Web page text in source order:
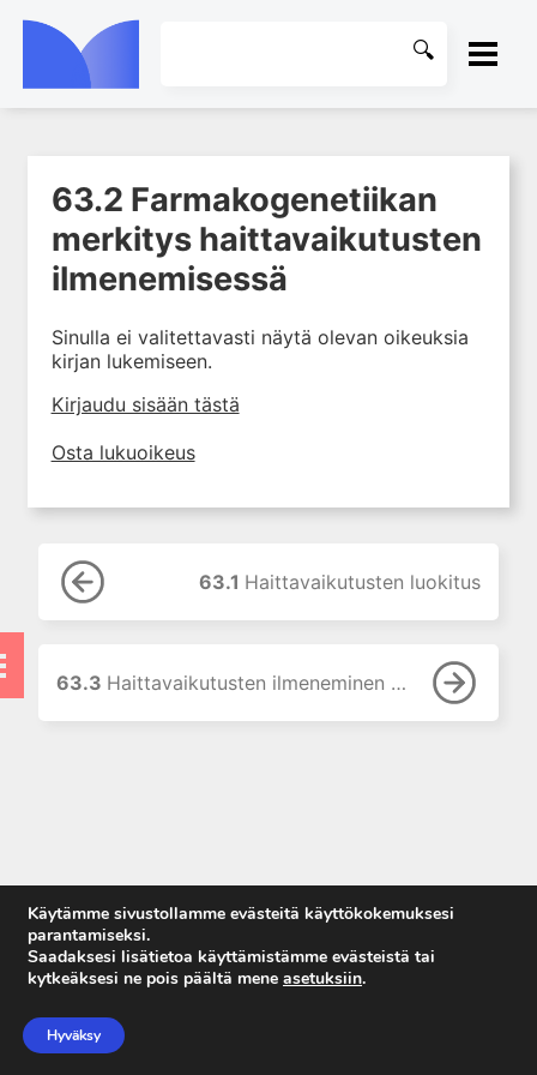
KIRJASTO
1. Johdanto farmakologiaan
2. Lääkkeiden kemia
3. Lääkekehitys
vaikutusmekanismit: reseptorit*
5. Farmakokinetiikka
6. Vierasainemetabolia
7. Lääkkeen annos, pitoisuus ja
vaste
8. Lääkemuodot ja antoreitit
perusteet
10. Kolinergistä stimulaatiota
aiheuttavat lääkkeet
muskariinireseptoreita
salpaavat lääkkeet
salpaajat
15. Puudutteet
16. Histamiini ja
histamiinireseptoreihin
17. 5-hydroksitryptamiini ja 5-
63.2 Farmakogenetiikan
merkitys haittavaikutusten
ilmenemisessä
Sinulla ei valitettavasti näytä olevan oikeuksia
kirjan lukemiseen.
Kirjaudu sisään tästä
Osta lukuoikeus
63.1 Haittavaikutusten luokitus
63.3 Haittavaikutusten ilmeneminen eri elinjärjestelmissä
Tietosuojaseloste
Käyttöehdot
Käytämme sivustollamme evästeitä käyttökokemuksesi
parantamiseksi.
Saadaksesi lisätietoa käyttämistämme evästeistä tai
kytkeäksesi ne pois päältä mene asetuksiin.
Hyväksy